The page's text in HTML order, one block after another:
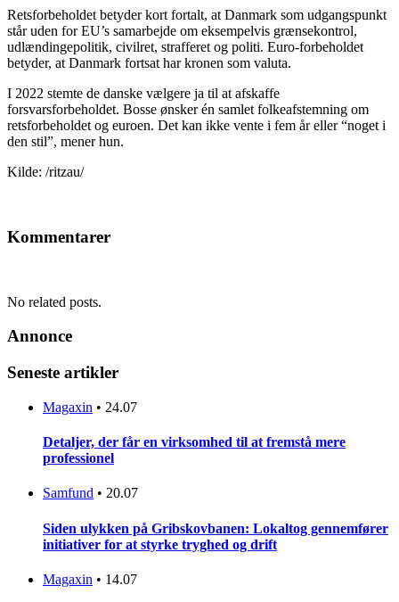
Retsforbeholdet betyder kort fortalt, at Danmark som udgangspunkt
står uden for EU’s samarbejde om eksempelvis grænsekontrol,
udlændingepolitik, civilret, strafferet og politi. Euro-forbeholdet
betyder, at Danmark fortsat har kronen som valuta.
I 2022 stemte de danske vælgere ja til at afskaffe
forsvarsforbeholdet. Bosse ønsker én samlet folkeafstemning om
retsforbeholdet og euroen. Det kan ikke vente i fem år eller “noget i
den stil”, mener hun.
Kilde: /ritzau/
Kommentarer
No related posts.
Annonce
Seneste artikler
Magaxin • 24.07
Detaljer, der får en virksomhed til at fremstå mere
professionel
Samfund • 20.07
Siden ulykken på Gribskovbanen: Lokaltog gennemfører
initiativer for at styrke tryghed og drift
Magaxin • 14.07